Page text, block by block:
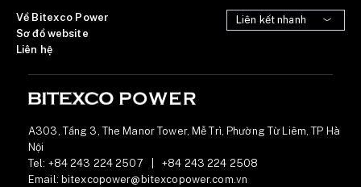
Về Bitexco Power
Sơ đồ website
Liên hệ
A303, Tầng 3, The Manor Tower, Mễ Trì, Phường Từ Liêm, TP Hà
Nội
Tel: +84 243 224 2507
+84 243 224 2508
Email: bitexcopower@bitexcopower.com.vn